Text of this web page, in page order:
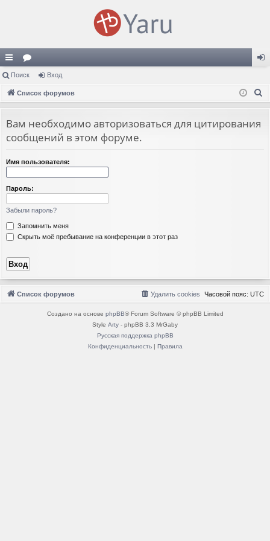
с
ы
и
ор
ум д
Поиск Вход
Список форумов
Вам необходимо авторизоваться для цитирования
сообщений в этом форуме.
Имя пользователя:
Пароль:
Забыли пароль?
Запомнить меня
Скрыть моё пребывание на конференции в этот раз
Список форумов Часовой пояс: UTC
Удалить cookies
Создано на основе phpBB® Forum Software © phpBB Limited
Style Arty - phpBB 3.3 MrGaby
Русская поддержка phpBB
Конфиденциальность| Правила